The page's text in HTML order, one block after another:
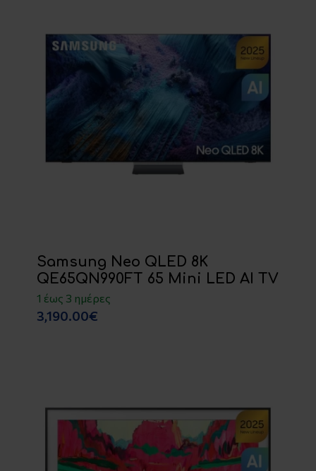
Samsung Neo QLED 8K
QE65QN990FT 65 Mini LED AI TV
1 έως 3 ημέρες
3,190.00€